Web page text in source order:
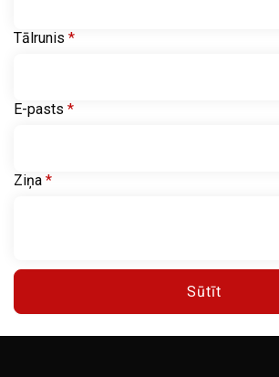
Tālrunis *
E-pasts *
Ziņa *
Sūtīt